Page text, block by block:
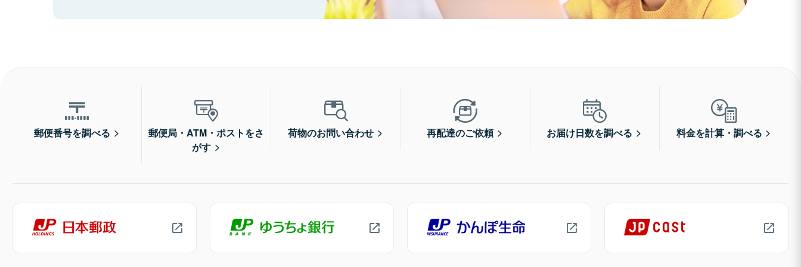
郵便番号を調べる
郵便局・ATM・ポストをさ
がす
荷物のお問い合わせ 再配達のご依頼 お届け日数を調べる 料金を計算・調べる